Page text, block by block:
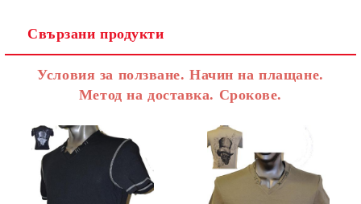
Свързани продукти
Условия за ползване. Начин на плащане.
Метод на доставка. Срокове.